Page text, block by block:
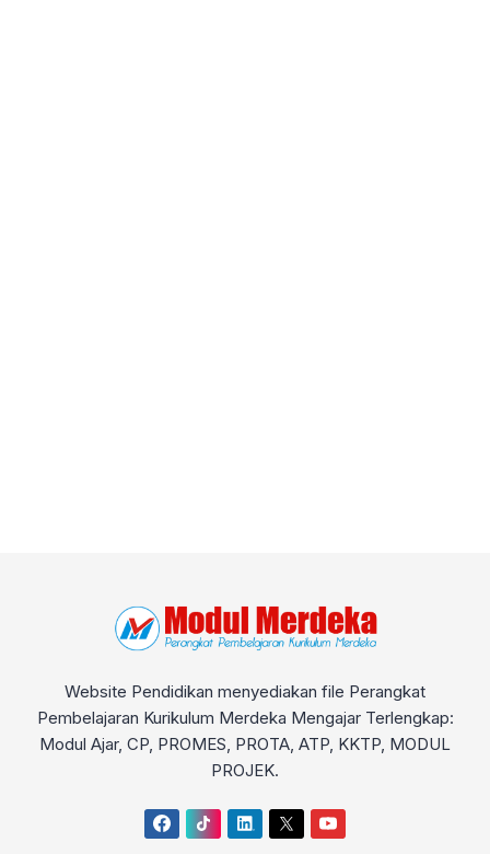
Website Pendidikan menyediakan file Perangkat
Pembelajaran Kurikulum Merdeka Mengajar Terlengkap:
Modul Ajar, CP, PROMES, PROTA, ATP, KKTP, MODUL
PROJEK.